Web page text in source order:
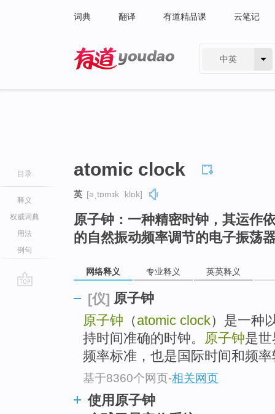
词典 翻译 有道精品课 云笔记
中英
目录
释义
权威词典
用法
例句
atomic clock
英 [əˌtɒmɪk ˈklɒk]
原子钟：一种精密时钟，其运作
的自然振动频率调节的电子振荡
网络释义 专业释义 英英释义
[仪] 原子钟
原子钟 （atomic clock）是一种
持时间准确的时钟。 原子钟是
频率标准，也是国际时间和频
基于8360个网页-相关网页
使用原子钟